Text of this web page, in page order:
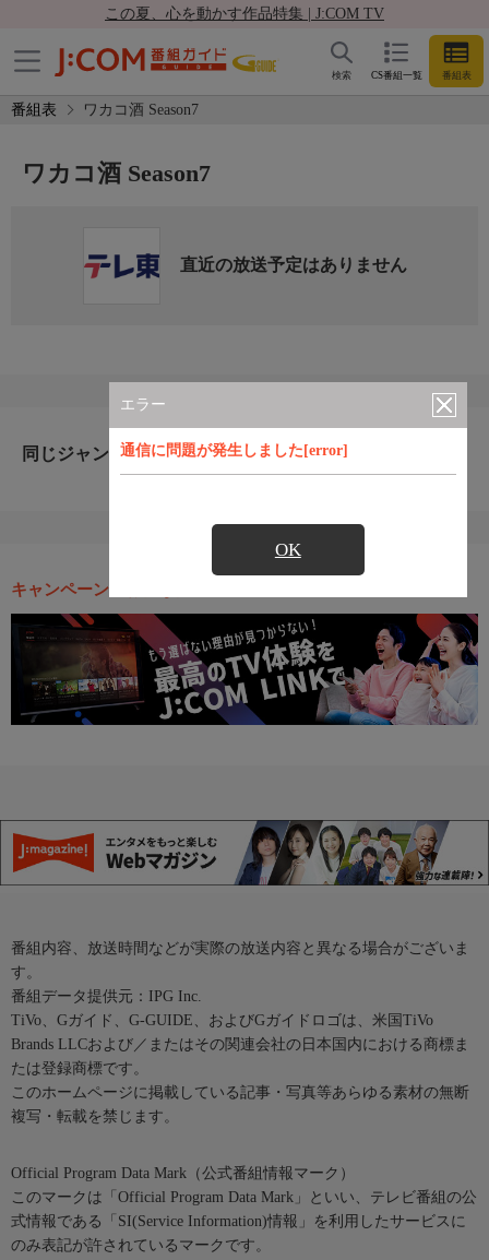
この夏、心を動かす作品特集 | J:COM TV
CS番組一覧 番組表
検索
番組表 ワカコ酒 Season7
エラー
通信に問題が発生しました[error]
OK
ワカコ酒 Season7
直近の放送予定はありません
同じジャンルのおすすめ番組
キャンペーン・お得な情報
番組内容、放送時間などが実際の放送内容と異なる場合がございま
す。
番組データ提供元：IPG Inc.
TiVo、Gガイド、G-GUIDE、およびGガイドロゴは、米国TiVo
Brands LLCおよび／またはその関連会社の日本国内における商標ま
たは登録商標です。
このホームページに掲載している記事・写真等あらゆる素材の無断
複写・転載を禁じます。
Official Program Data Mark（公式番組情報マーク）
このマークは「Official Program Data Mark」といい、テレビ番組の公
式情報である「SI(Service Information)情報」を利用したサービスに
のみ表記が許されているマークです。